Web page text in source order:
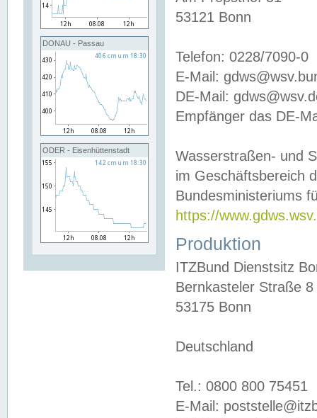
DONAU - Passau
ODER - Eisenhüttenstadt
53121 Bonn
Telefon: 0228/7090-0
E-Mail:
DE-Mail:
Empfänger das DE-
Wasserstraßen- und
im Geschäftsbereich
Bundesministeriums
https://
Produktion
ITZBund Dienstsitz
Bernkasteler Straße 8
53175 Bonn
Deutschland
Tel.: 0800 800 75451
E-Mail: